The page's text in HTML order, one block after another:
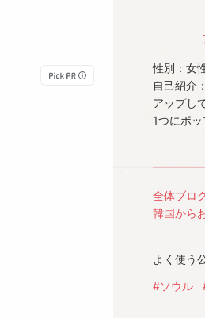
性別： 女
自己紹介：
アップし
1つにポ
全体ブロ
韓国から
よく使う
#ソウル